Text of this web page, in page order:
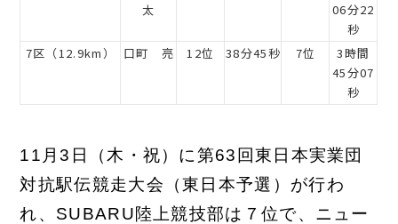
太
06分22
秒
7区（12.9km）
口町 亮 12位 38分45秒 7位
3時間
45分07
秒
11月3日（木・祝）に第63回東日本実業団
対抗駅伝競走大会（東日本予選）が行わ
れ、SUBARU陸上競技部は７位で、ニュー